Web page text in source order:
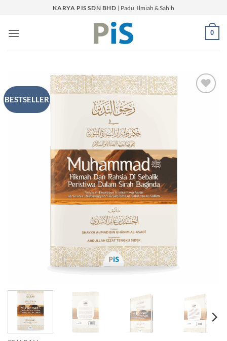
content
KARYA PIS SDN BHD | Padu, Ilmiah & Sahih
0
BESTSELLER